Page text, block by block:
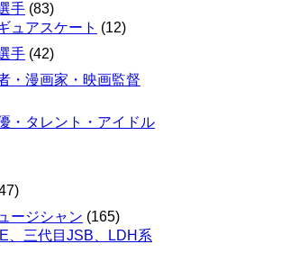
手 (83)
ュアスケート (12)
手 (42)
・漫画家・映画監督
・タレント・アイドル
ージシャン (165)
、三代目JSB、LDH系